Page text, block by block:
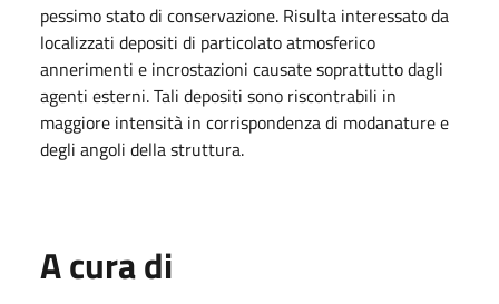
pessimo stato di conservazione. Risulta interessato da
localizzati depositi di particolato atmosferico
annerimenti e incrostazioni causate soprattutto dagli
agenti esterni. Tali depositi sono riscontrabili in
maggiore intensità in corrispondenza di modanature e
degli angoli della struttura.
A cura di